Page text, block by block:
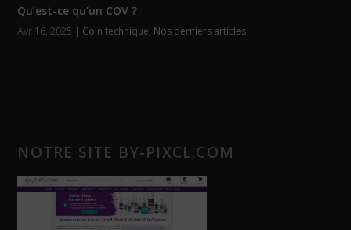
Qu’est-ce qu’un COV ?
Avr 16, 2025 | Coin technique, Nos derniers articles
NOTRE SITE BY-PIXCL.COM